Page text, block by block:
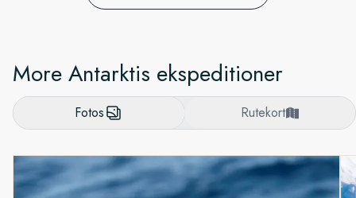
More Antarktis ekspeditioner
Fotos Rutekort